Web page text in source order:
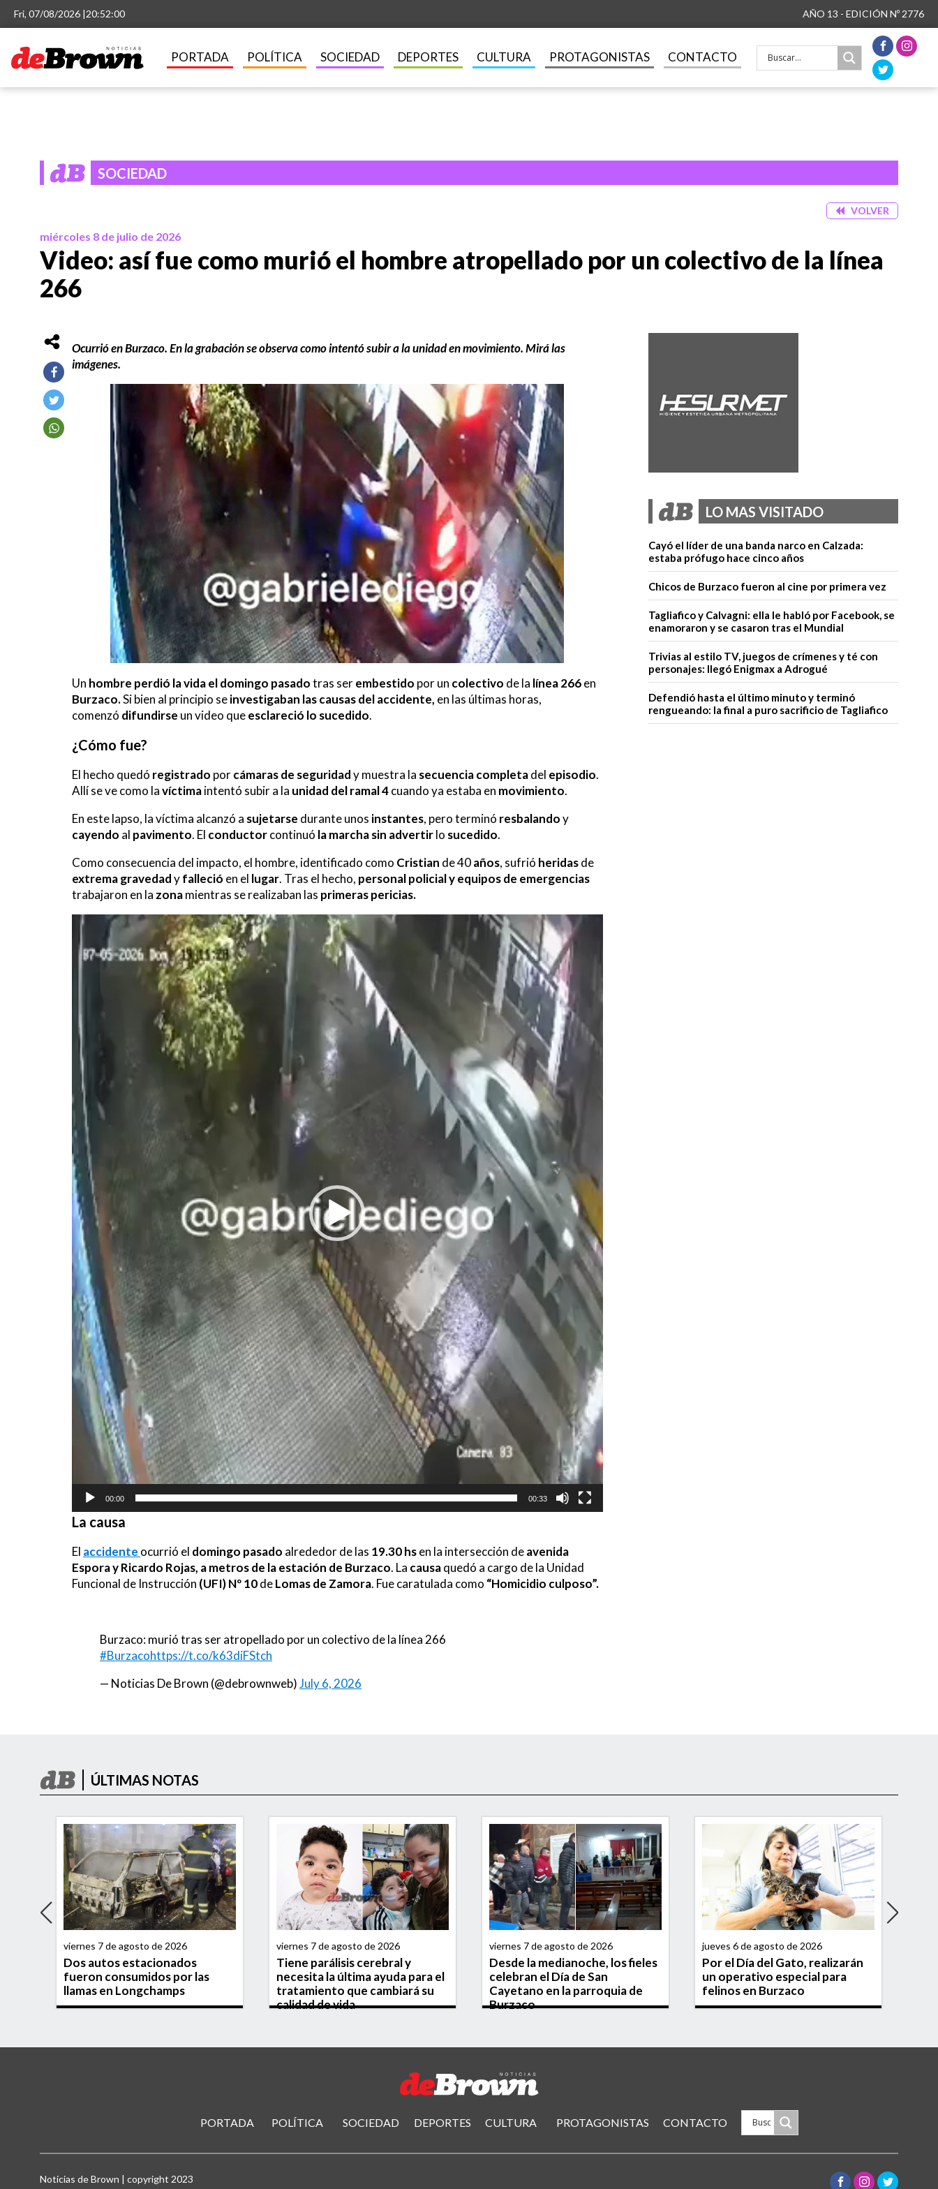
Fri, 07/08/2026 |20:52:01 AÑO 13 - EDICIÓN Nº 2776
PORTADA POLÍTICA SOCIEDAD DEPORTES CULTURA PROTAGONISTAS CONTACTO
SOCIEDAD
VOLVER
miércoles 8 de julio de 2026
Video: así fue como murió el hombre atropellado por un colectivo de la línea
266
Ocurrió en Burzaco. En la grabación se observa como intentó subir a la unidad en movimiento. Mirá las
imágenes.
Un hombre perdió la vida el domingo pasadotras serembestido por un colectivo de la línea 266en
Burzaco.Si bien al principio seinvestigaban las causas del accidente, en las últimas horas,
comenzó difundirse un video queesclareció lo sucedido.
¿Cómo fue?
El hecho quedó registrado porcámaras de seguridady muestra la secuenciacompletadel episodio.
Allí se ve como lavíctimaintentó subir a la unidad del ramal 4cuando ya estaba en movimiento.
En este lapso, la víctima alcanzó a sujetarse durante unos instantes, pero terminó resbalandoy
cayendo al pavimento. El conductorcontinuó la marchasin advertirlo sucedido.
Como consecuencia del impacto, el hombre, identificado como Cristian de 40años, sufrió heridasde
extrema gravedadyfalleció en el lugar. Tras el hecho, personal policial y equipos de emergencias
trabajaron en la zonamientras se realizaban las primeras pericias.
Reproductor
vídeo
00:00 00:33
La causa
El accidente ocurrió el domingo pasado alrededor de las 19.30 hsen la intersección deavenida
Espora y Ricardo Rojas, a metros de la estación de Burzaco. La causaquedó a cargo de la Unidad
Funcional de Instrucción (UFI) Nº 10deLomas de Zamora. Fue caratulada como “Homicidio culposo”.
Burzaco: murió tras ser atropellado por un colectivo de la línea 266
#Burzacohttps://t.co/k63diFStch
— Noticias De Brown (@debrownweb)July 6, 2026
LO MAS VISITADO
Cayó el líder de una banda narco en Calzada:
estaba prófugo hace cinco años
Chicos de Burzaco fueron al cine por primera vez
Tagliafico y Calvagni: ella le habló por Facebook, se
enamoraron y se casaron tras el Mundial
Trivias al estilo TV, juegos de crímenes y té con
personajes: llegó Enigmax a Adrogué
Defendió hasta el último minuto y terminó
rengueando: la final a puro sacrificio de Tagliafico
ÚLTIMAS NOTAS
viernes 7 de agosto de 2026
Dos autos estacionados
fueron consumidos por las
llamas en Longchamps
viernes 7 de agosto de 2026
Tiene parálisis cerebral y
necesita la última ayuda para el
tratamiento que cambiará su
calidad de vida
viernes 7 de agosto de 2026
Desde la medianoche, los fieles
celebran el Día de San
Cayetano en la parroquia de
Burzaco
jueves 6 de agosto de 2026
Por el Día del Gato, realizarán
un operativo especial para
felinos en Burzaco
PORTADA POLÍTICA SOCIEDAD DEPORTES CULTURA PROTAGONISTAS CONTACTO
Noticias de Brown | copyright 2023